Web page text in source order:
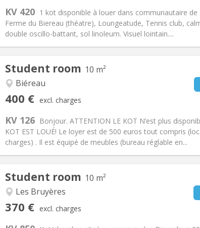
KV 420 1 kot disponible à louer dans communautaire
Ferme du Biereau (théatre), Loungeatude, Tennis club,
double oscillo-battant, sol linoleum. Visuel lointain....
Arrangement
Bathroom:Shared bathroom
Other
Atmosphere:
Student room 10 m²
Biéreau
400 € excl. charges
KV 126 Bonjour. ATTENTION LE KOT N’est plus
KOT EST LOUÉ! Le loyer est de 500 euros tout compris
charges) . Il est équipé de meubles (bureau réglable en...
Arrangement
Bathroom:Shared bathroom
Surface:10 m2
Other
Atmosphere:
Student room 10 m²
Les Bruyères
370 € excl. charges
Surface:10 m2